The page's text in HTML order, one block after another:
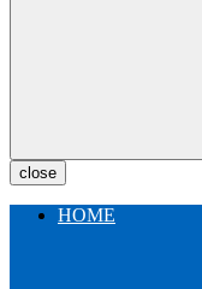
close
HOME